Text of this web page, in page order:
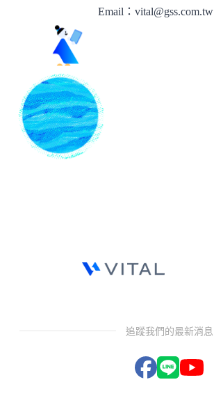
Email：vital@gss.com.tw
追蹤我們的最新消息